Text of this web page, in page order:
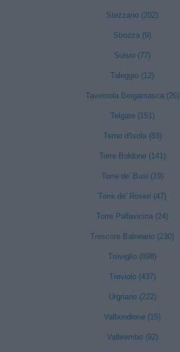
Stezzano (202)
Strozza (9)
Suisio (77)
Taleggio (12)
Tavernola Bergamasca (26)
Telgate (151)
Terno d'Isola (83)
Torre Boldone (141)
Torre de' Busi (19)
Torre de' Roveri (47)
Torre Pallavicina (24)
Trescore Balneario (230)
Treviglio (898)
Treviolo (437)
Urgnano (222)
Valbondione (15)
Valbrembo (92)